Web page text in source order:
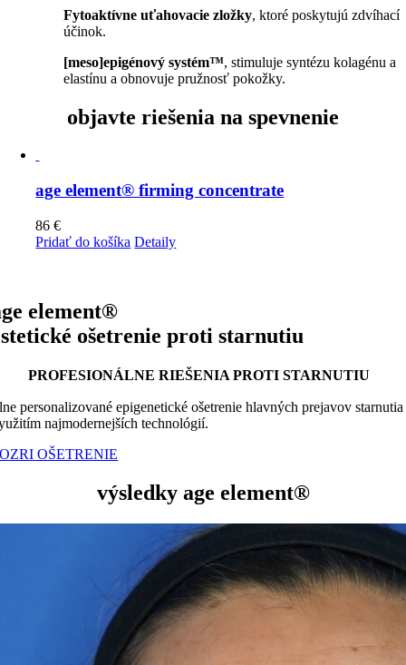
Fytoaktívne uťahovacie zložky, ktoré poskytujú zdvíhací
účinok.
[meso]epigénový systém™, stimuluje syntézu kolagénu a
elastínu a obnovuje pružnosť pokožky.
objavte riešenia na spevnenie
age element® firming concentrate
86€
Pridať do košíka Detaily
element®
ošetrenie proti starnutiu
PROFESIONÁLNE RIEŠENIA PROTI STARNUTIU
personalizované epigenetické ošetrenie hlavných prejavov starnutia
najmodernejších technológií.
OŠETRENIE
výsledky age element®